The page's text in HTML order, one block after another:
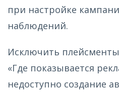
при настройке
наблюдений.
Исключить
«Где показывается
недоступно создание